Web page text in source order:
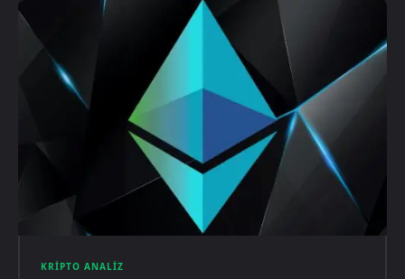
KRIPTO ANALIZ